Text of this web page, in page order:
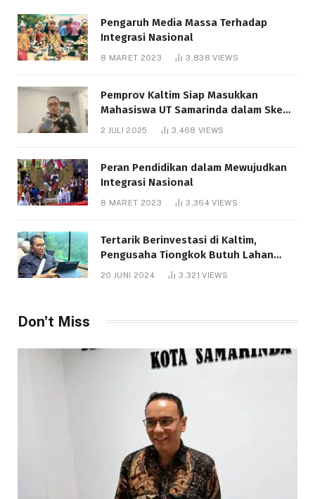
Pengaruh Media Massa Terhadap
Integrasi Nasional
8 MARET 2023 3,838VIEWS
Pemprov Kaltim Siap Masukkan
Mahasiswa UT Samarinda dalam Skema
Bantuan Pendidikan Gratispol
2 JULI 2025 3,468 VIEWS
Peran Pendidikan dalam Mewujudkan
Integrasi Nasional
8 MARET 2023 3,364VIEWS
Tertarik Berinvestasi di Kaltim,
Pengusaha Tiongkok Butuh Lahan
1.000 Hektare
20 JUNI 2024 3,321VIEWS
Don't Miss